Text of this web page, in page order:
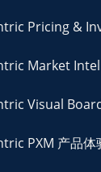
Pricing &
Market
Visual
PXM 产品体